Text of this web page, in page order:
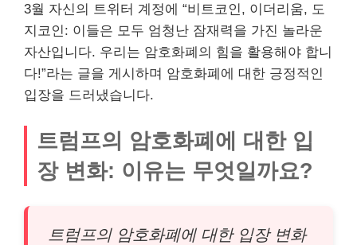
3월 자신의 트위터 계정에 “비트코인, 이더리움, 도
지코인: 이들은 모두 엄청난 잠재력을 가진 놀라운
자산입니다. 우리는 암호화폐의 힘을 활용해야 합니
다!”라는 글을 게시하며 암호화폐에 대한 긍정적인
입장을 드러냈습니다.
트럼프의 암호화폐에 대한 입
장 변화: 이유는 무엇일까요?
트럼프의 암호화폐에 대한 입장 변화